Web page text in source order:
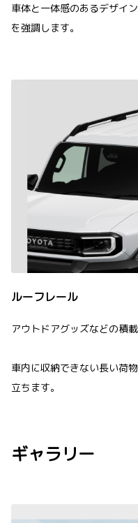
車体と一体感のあるデザイ
を強調します。
ルーフレール
アウトドアグッズなどの積載
車内に収納できない長い荷
立ちます。
ギャラリー